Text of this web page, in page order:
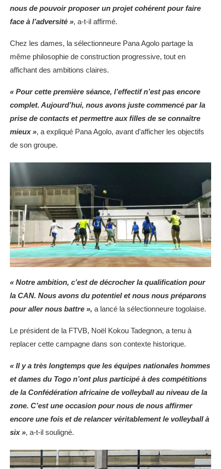
nous de pouvoir proposer un projet cohérent pour faire
face à l’adversité », a-t-il affirmé.
Chez les dames, la sélectionneure Pana Agolo partage la
même philosophie de construction progressive, tout en
affichant des ambitions claires.
« Pour cette première séance, l’effectif n’est pas encore
complet. Aujourd’hui, nous avons juste commencé par la
prise de contacts et permettre aux filles de se connaître
mieux », a expliqué Pana Agolo, avant d’afficher les objectifs
de son groupe.
« Notre ambition, c’est de décrocher la qualification pour
la CAN. Nous avons du potentiel et nous nous préparons
pour aller nous battre », a lancé la sélectionneure togolaise.
Le président de la FTVB, Noël Kokou Tadegnon, a tenu à
replacer cette campagne dans son contexte historique.
« Il y a très longtemps que les équipes nationales hommes
et dames du Togo n’ont plus participé à des compétitions
de la Confédération africaine de volleyball au niveau de la
zone. C’est une occasion pour nous de nous affirmer
encore une fois et de relancer véritablement le volleyball à
six », a-t-il souligné.